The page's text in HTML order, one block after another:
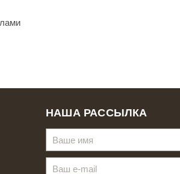
НАША РАССЫЛКА